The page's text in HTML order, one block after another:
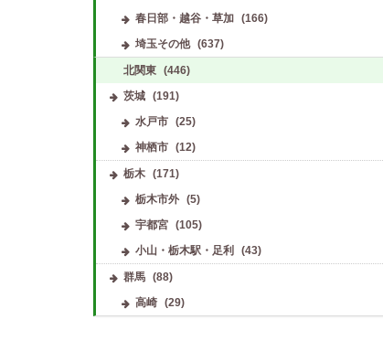
春日部・越谷・草加
(166)
埼玉その他
(637)
北関東 (446)
茨城 (191)
水戸市
(25)
神栖市
(12)
栃木 (171)
栃木市外
(5)
宇都宮
(105)
小山・栃木駅・足利
(43)
群馬 (88)
高崎
(29)